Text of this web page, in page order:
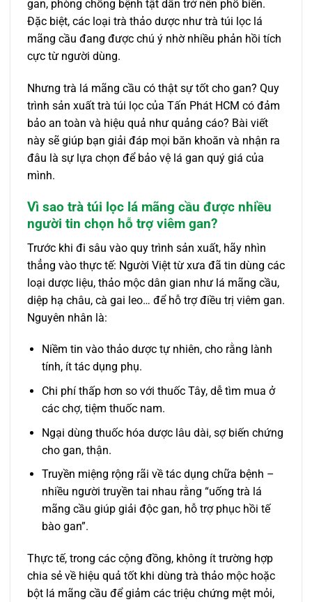
gan, phòng chống bệnh tật dần trở nên phổ biến.
Đặc biệt, các loại trà thảo dược như trà túi lọc lá
mãng cầu đang được chú ý nhờ nhiều phản hồi tích
cực từ người dùng.
Nhưng trà lá mãng cầu có thật sự tốt cho gan? Quy
trình sản xuất trà túi lọc của Tấn Phát HCM có đảm
bảo an toàn và hiệu quả như quảng cáo? Bài viết
này sẽ giúp bạn giải đáp mọi băn khoăn và nhận ra
đâu là sự lựa chọn để bảo vệ lá gan quý giá của
mình.
Vì sao trà túi lọc lá mãng cầu được nhiều
người tin chọn hỗ trợ viêm gan?
Trước khi đi sâu vào quy trình sản xuất, hãy nhìn
thẳng vào thực tế: Người Việt từ xưa đã tin dùng các
loại dược liệu, thảo mộc dân gian như lá mãng cầu,
diệp hạ châu, cà gai leo… để hỗ trợ điều trị viêm gan.
Nguyên nhân là:
Niềm tin vào thảo dược tự nhiên, cho rằng lành
tính, ít tác dụng phụ.
Chi phí thấp hơn so với thuốc Tây, dễ tìm mua ở
các chợ, tiệm thuốc nam.
Ngại dùng thuốc hóa dược lâu dài, sợ biến chứng
cho gan, thận.
Truyền miệng rộng rãi về tác dụng chữa bệnh –
nhiều người truyền tai nhau rằng “uống trà lá
mãng cầu giúp giải độc gan, hỗ trợ phục hồi tế
bào gan”.
Thực tế, trong các cộng đồng, không ít trường hợp
chia sẻ về hiệu quả tốt khi dùng trà thảo mộc hoặc
bột lá mãng cầu để giảm các triệu chứng mệt mỏi,